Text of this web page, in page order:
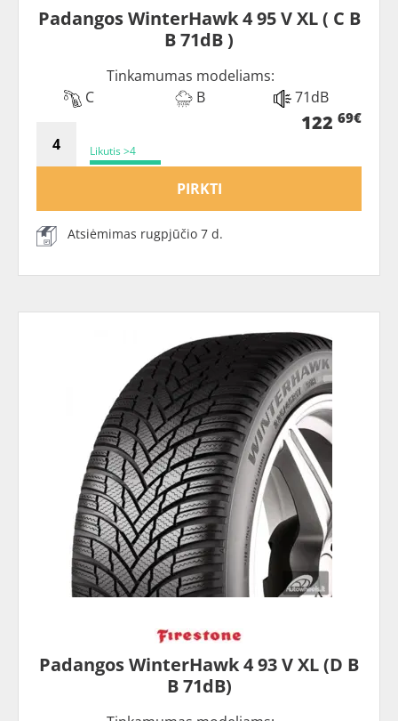
Padangos WinterHawk 4 95 V XL ( C B
B 71dB )
Tinkamumas modeliams:
C
B 71dB
Likutis >4
122 69€
PIRKTI
Atsiėmimas rugpjūčio 7 d.
Padangos WinterHawk 4 93 V XL (D B
B 71dB)